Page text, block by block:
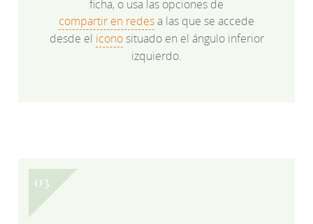
ficha, o usa las opciones de
compartir en redesa las que se accede
desde el iconosituado en el ángulo inferior
izquierdo.